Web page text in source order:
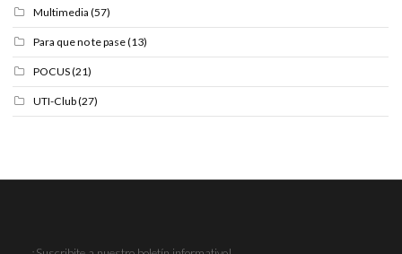
Multimedia (57)
Para que no te pase(13)
POCUS(21)
UTI-Club(27)